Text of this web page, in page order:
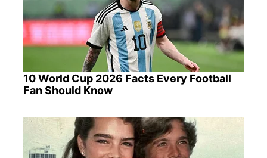
10 World Cup 2026 Facts Every Football
Fan Should Know